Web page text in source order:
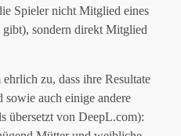
Spieler nicht Mitglied eines
gibt), sondern direkt Mitglied
zu, dass ihre Resultate
sowie auch einige andere
übersetzt von DeepL.com):